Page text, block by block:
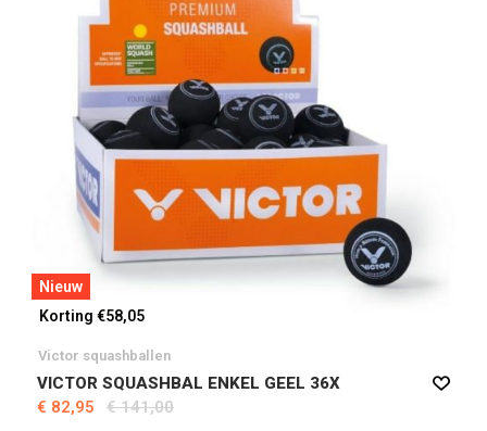
Nieuw
Korting €58,05
Victor squashballen
VICTOR SQUASHBAL ENKEL GEEL 36X
€ 82,95
€ 141,00